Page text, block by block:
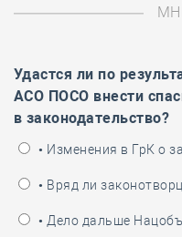
Удастся ли по
АСО ПОСО внести
в законодательство?
• Изменения в ГрК о
• Вряд ли
• Дело дальше